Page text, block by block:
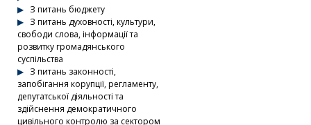
З питань бюджету
З питань духовності, культури,
свободи слова, інформації та
розвитку громадянського
суспільства
З питань законності,
запобігання корупції, регламенту,
депутатської діяльності та
здійснення демократичного
цивільного контролю за сектором